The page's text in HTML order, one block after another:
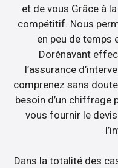
et de vous Grâce à
compétitif. Nous
en peu de temps
Dorénavant
l’assurance
comprenez sans
besoin d’un chiffrage
vous fournir le
Dans la totalité des